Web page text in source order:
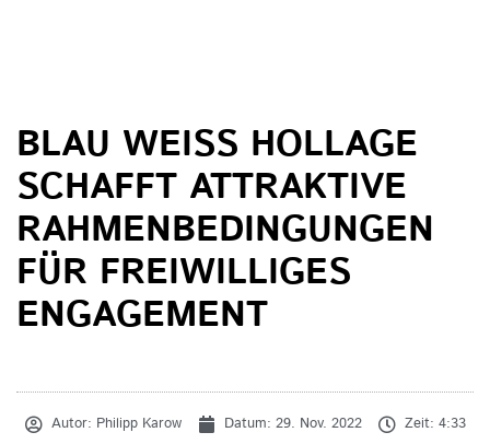
BLAU WEISS HOLLAGE S
CHAFFT ATTRAKTIVE R
AHMENBEDINGUNGEN F
ÜR FREIWILLIGES E
NGAGEMENT
Autor: Philipp Karow Datum: 29. Nov. 2022 Zeit: 4:33